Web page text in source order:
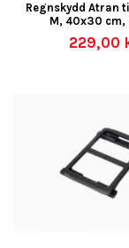
Regnskydd Atran
M, 40x30 cm,
229,00